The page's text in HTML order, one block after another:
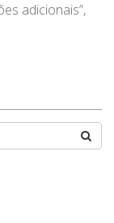
adicionais”,